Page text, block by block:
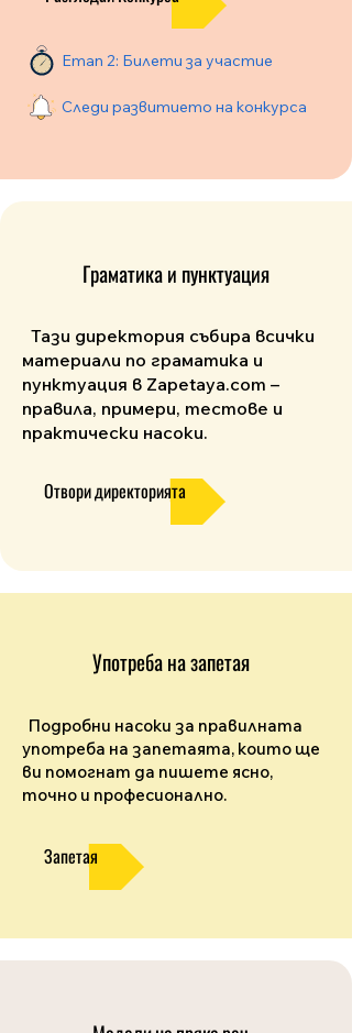
Етап 2: Билети за участие
Следи развитието на конкурса
Граматика и пунктуация
Тази директория събира всички
материали по граматика и
пунктуация в Zapetaya.com –
правила, примери, тестове и
практически насоки.
Отвори директорията
Употреба на запетая
Подробни насоки за правилната
употреба на запетаята, които ще
ви помогнат да пишете ясно,
точно и професионално.
Запетая